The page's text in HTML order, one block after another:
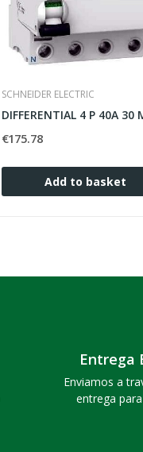
SCHNEIDER ELECTRIC
€175.78
Add to basket
Entrega
Enviamos a
entrega